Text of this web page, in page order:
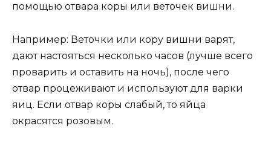
помощью отвара коры или веточек вишни.
Например: Веточки или кору вишни варят,
дают настояться несколько часов (лучше всего
проварить и оставить на ночь), после чего
отвар процеживают и используют для варки
яиц. Если отвар коры слабый, то яйца
окрасятся розовым.